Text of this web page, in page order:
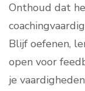
Onthoud dat
Blijf oefenen,
open voor
je